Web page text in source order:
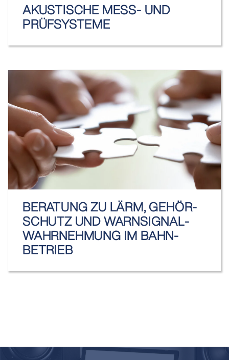
AKUSTISCHE MESS- UND
PRÜFSYSTEME
BERATUNG ZU LÄRM, GEHÖR­
SCHUTZ UND WARN­SIGNAL­
WAHR­NEHMUNG IM BAHN­
BETRIEB